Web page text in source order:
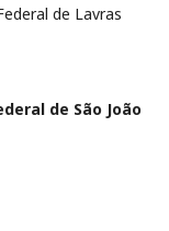
de Lavras
de São João